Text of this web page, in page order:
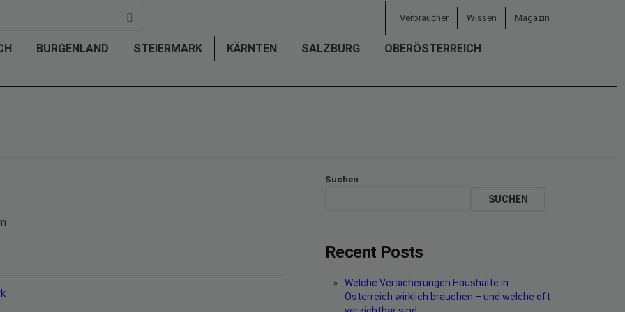
Verbraucher Wissen Magazin
BURGENLAND STEIERMARK KÄRNTEN SALZBURG OBERÖSTERREICH
Suchen
SUCHEN
Recent Posts
Welche Versicherungen Haushalte in
Österreich wirklich brauchen – und welche oft